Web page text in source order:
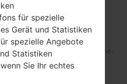
NOTE 20
20 Ultra 5G
SamsungSM-
für spezielle
Gerät und Statistiken
spezielle Angebote
Statistiken
Sie Ihr echtes